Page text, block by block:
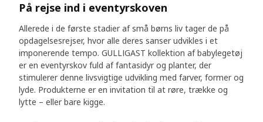
På rejse ind i eventyrskoven
Allerede i de første stadier af små børns liv tager de på
opdagelsesrejser, hvor alle deres sanser udvikles i et
imponerende tempo. GULLIGAST kollektion af babylegetøj
er en eventyrskov fuld af fantasidyr og planter, der
stimulerer denne livsvigtige udvikling med farver, former og
lyde. Produkterne er en invitation til at røre, trække og
lytte – eller bare kigge.